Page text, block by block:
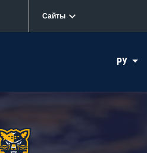
Сайты
РУ